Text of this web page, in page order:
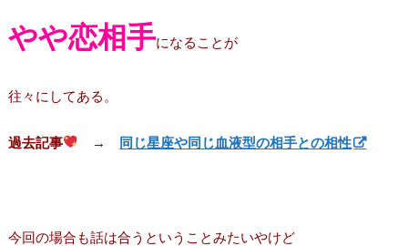
やや恋相手になることが
往々にしてある。
過去記事 → 同じ星座や同じ血液型の相手との相性
今回の場合も話は合うということみたいやけど